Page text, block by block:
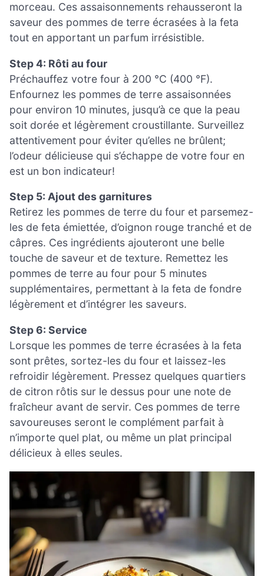
morceau. Ces assaisonnements rehausseront la
saveur des pommes de terre écrasées à la feta
tout en apportant un parfum irrésistible.
Step 4: Rôti au four
Préchauffez votre four à 200 °C (400 °F).
Enfournez les pommes de terre assaisonnées
pour environ 10 minutes, jusqu’à ce que la peau
soit dorée et légèrement croustillante. Surveillez
attentivement pour éviter qu’elles ne brûlent;
l’odeur délicieuse qui s’échappe de votre four en
est un bon indicateur!
Step 5: Ajout des garnitures
Retirez les pommes de terre du four et parsemez-
les de feta émiettée, d’oignon rouge tranché et de
câpres. Ces ingrédients ajouteront une belle
touche de saveur et de texture. Remettez les
pommes de terre au four pour 5 minutes
supplémentaires, permettant à la feta de fondre
légèrement et d’intégrer les saveurs.
Step 6: Service
Lorsque les pommes de terre écrasées à la feta
sont prêtes, sortez-les du four et laissez-les
refroidir légèrement. Pressez quelques quartiers
de citron rôtis sur le dessus pour une note de
fraîcheur avant de servir. Ces pommes de terre
savoureuses seront le complément parfait à
n’importe quel plat, ou même un plat principal
délicieux à elles seules.